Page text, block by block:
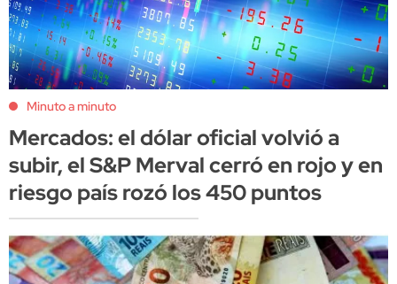
Minuto a minuto
Mercados: el dólar oficial volvió a
subir, el S&P Merval cerró en rojo y en
riesgo país rozó los 450 puntos